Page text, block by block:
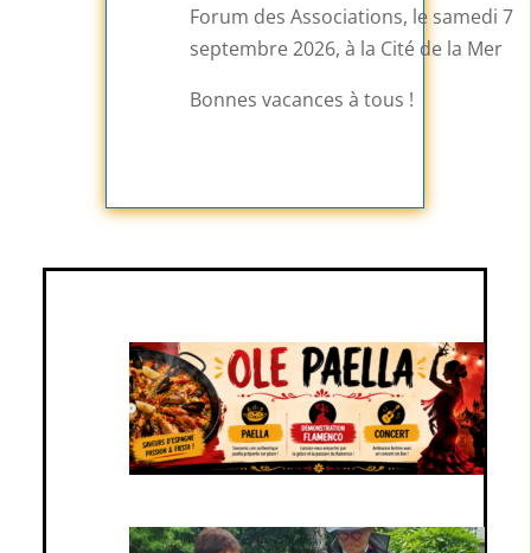
Forum des Associations, le samedi 7
septembre 2026, à la Cité de la Mer
Bonnes vacances à tous !